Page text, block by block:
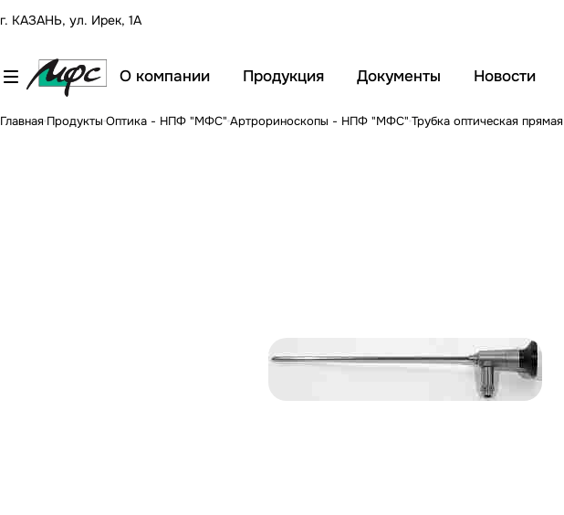
г. КАЗАНЬ, ул. Ирек, 1А
О компании Продукция Документы Новости
Главная Продукты Оптика - НПФ "МФС" Артрориноскопы - НПФ "МФС" Трубка оптическая